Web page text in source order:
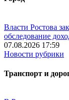
Власти Ростова
обследование
07.08.2026 17:59
Новости рубрики
Транспорт и